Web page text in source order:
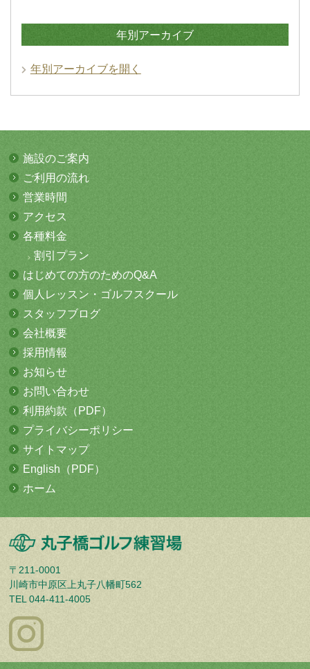
年別アーカイブ
年別アーカイブを開く
施設のご案内
ご利用の流れ
営業時間
アクセス
各種料金
割引プラン
はじめての方のためのQ&A
個人レッスン・ ゴルフスクール
スタッフブログ
会社概要
採用情報
お知らせ
お問い合わせ
利用約款（PDF）
プライバシーポリシー
サイトマップ
English（PDF）
ホーム
〒211-0001
川崎市中原区上丸子八幡町562
TEL 044-411-4005